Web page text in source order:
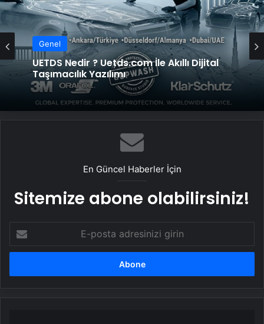
Genel
UETDS Nedir ? Uetds.com İle Akıllı Dijital
Taşımacılık Yazılımı
Genel
Bigo Elmas Bayi – Güvenli, Hızlı ve Uygun
Fiyatlı Elmas Satın Almanın Yeni Adresi
En Güncel Haberler İçin
Sitemize abone olabilirsiniz!
posta
adresinizi